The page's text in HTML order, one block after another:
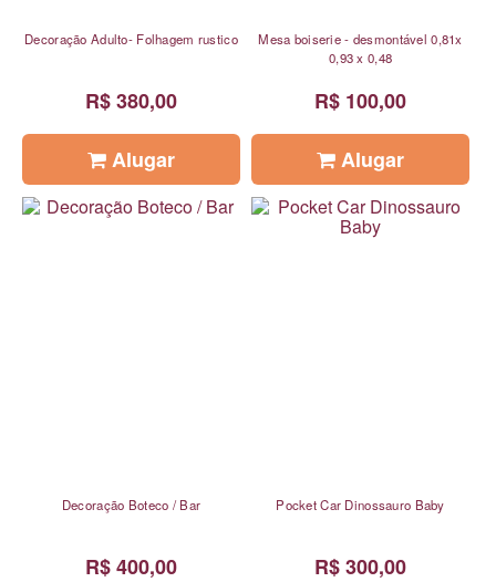
Decoração Adulto- Folhagem rustico
R$ 380,00
Alugar
Mesa boiserie - desmontável 0,81x
0,93 x 0,48
R$ 100,00
Alugar
Decoração Boteco / Bar
R$ 400,00
Pocket Car Dinossauro Baby
R$ 300,00